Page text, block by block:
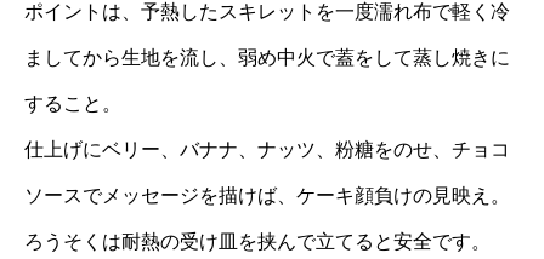
ポイントは、予熱したスキレットを一度濡れ布で軽く冷
ましてから生地を流し、弱め中火で蓋をして蒸し焼きに
すること。
仕上げにベリー、バナナ、ナッツ、粉糖をのせ、チョコ
ソースでメッセージを描けば、ケーキ顔負けの見映え。
ろうそくは耐熱の受け皿を挟んで立てると安全です。